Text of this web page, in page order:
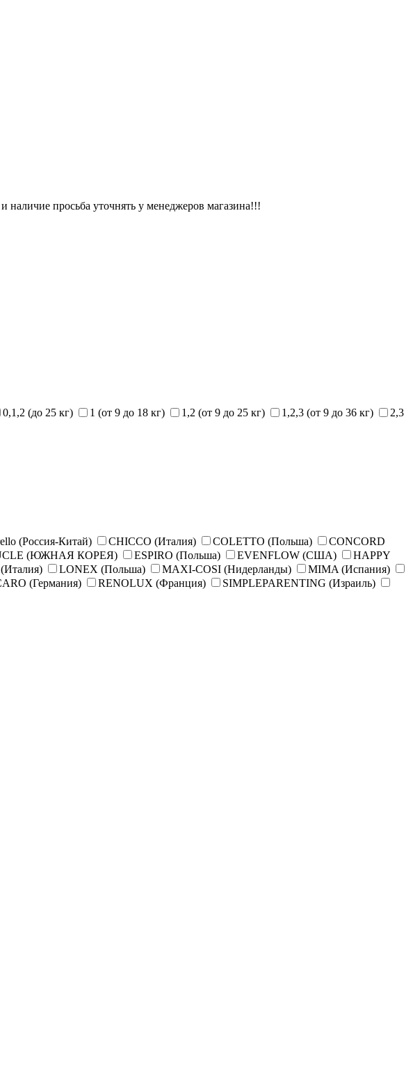
просьба уточнять у менеджеров магазина!!!
0,1,2 (до 25 кг) 1 (от 9 до 18 кг) 1,2 (от 9 до 25 кг) 1,2,3 (от 9 до 36 кг)
2,3
(Россия-Китай) CHICCO (Италия) COLETTO (Польша)
CONCORD
(ЮЖНАЯ КОРЕЯ) ESPIRO (Польша) EVENFLOW (США)
HAPPY
LONEX (Польша) MAXI-COSI (Нидерланды)
MIMA (Испания)
(Германия) RENOLUX (Франция)
SIMPLEPARENTING (Израиль)